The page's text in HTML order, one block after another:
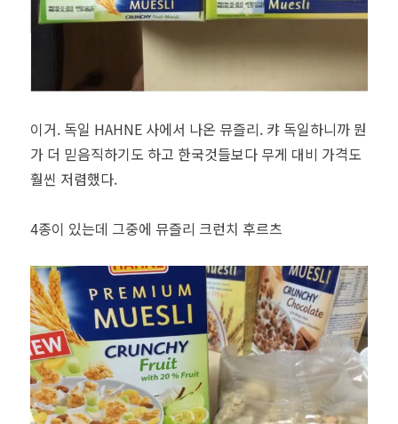
이거. 독일 HAHNE 사에서 나온 뮤즐리. 캬 독일하니까 뭔
가 더 믿음직하기도 하고 한국것들보다 무게 대비 가격도
훨씬 저렴했다.
4종이 있는데 그중에 뮤즐리 크런치 후르츠